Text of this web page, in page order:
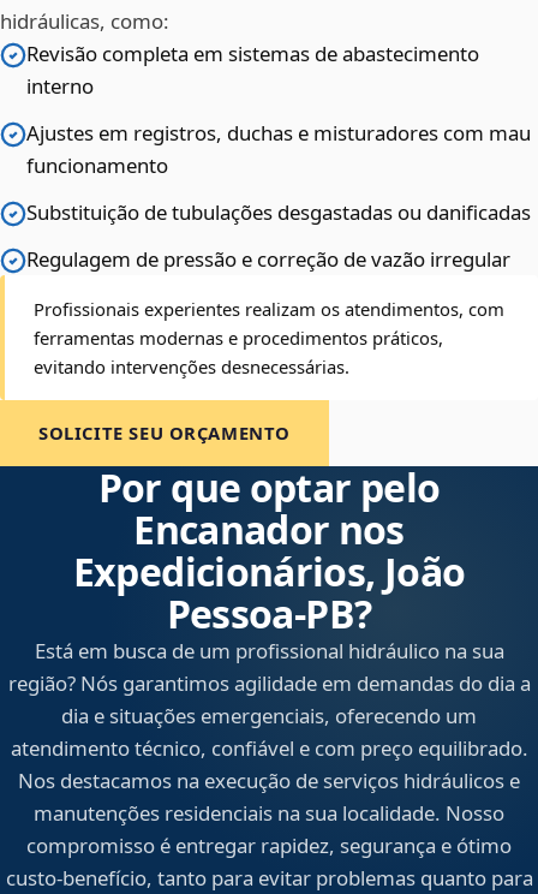
hidráulicas, como:
Revisão completa em sistemas de abastecimento
interno
Ajustes em registros, duchas e misturadores com mau
funcionamento
Substituição de tubulações desgastadas ou danificadas
Regulagem de pressão e correção de vazão irregular
Profissionais experientes realizam os atendimentos, com
ferramentas modernas e procedimentos práticos,
evitando intervenções desnecessárias.
SOLICITE SEU ORÇAMENTO
Por que optar pelo
Encanador nos
Expedicionários, João
Pessoa‑PB?
Está em busca de um profissional hidráulico na sua
região? Nós garantimos agilidade em demandas do dia a
dia e situações emergenciais, oferecendo um
atendimento técnico, confiável e com preço equilibrado.
Nos destacamos na execução de serviços hidráulicos e
manutenções residenciais na sua localidade. Nosso
compromisso é entregar rapidez, segurança e ótimo
custo-benefício, tanto para evitar problemas quanto para